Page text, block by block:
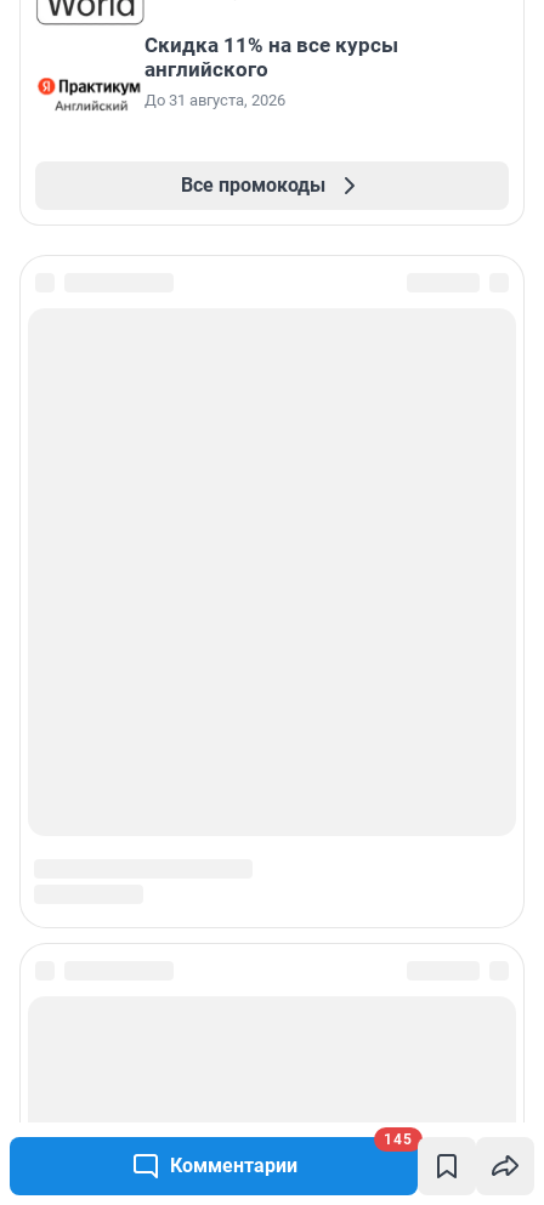
Комментарии
145
Скидка 11% на все курсы
английского
До 31 августа, 2026
Все промокоды